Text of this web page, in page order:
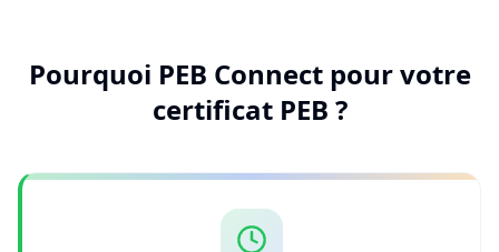
Pourquoi PEB Connect pour votre
certificat PEB ?